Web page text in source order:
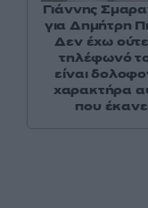
Γιάννης
για Δημήτρη
Δεν έχω
τηλέφωνό
είναι
χαρακτήρα
που έκανε